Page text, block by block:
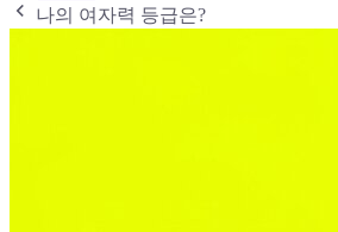
나의 여자력 등급은?